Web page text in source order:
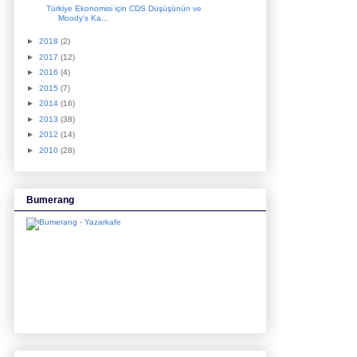
Türkiye Ekonomisi için CDS Düşüşünün ve
Moody's Ka...
► 2018 (2)
► 2017 (12)
► 2016 (4)
► 2015 (7)
► 2014 (16)
► 2013 (38)
► 2012 (14)
► 2010 (28)
Bumerang